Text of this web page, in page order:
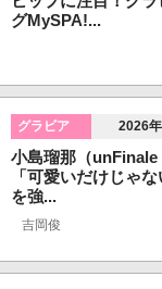
グMySPA!...
グラビア 2026
小島瑠那（unFinale
「可愛いだけじゃ
を強...
吉岡俊